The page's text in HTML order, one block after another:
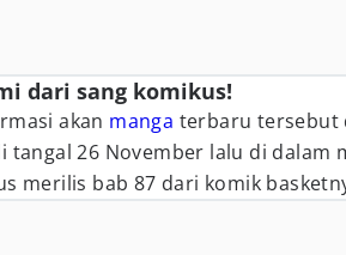
dari sang komikus!
akan manga terbaru
tangal 26 November lalu di dalam
merilis bab 87 dari komik